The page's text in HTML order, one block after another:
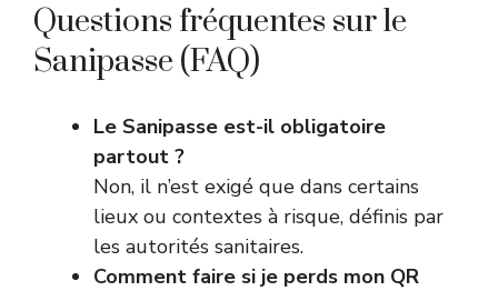
Questions fréquentes sur le
Sanipasse (FAQ)
Le Sanipasse est-il obligatoire
partout ?
Non, il n’est exigé que dans certains
lieux ou contextes à risque, définis par
les autorités sanitaires.
Comment faire si je perds mon QR